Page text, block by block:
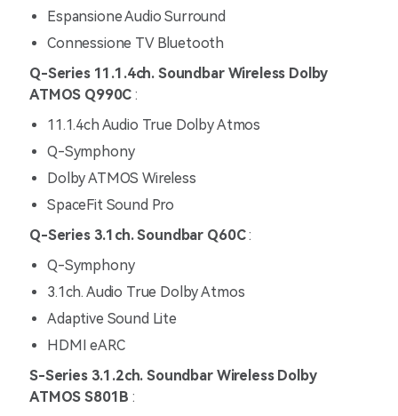
Espansione Audio Surround
Connessione TV Bluetooth
Q-Series 11.1.4ch. Soundbar Wireless Dolby
ATMOS Q990C:
11.1.4ch Audio True Dolby Atmos
Q-Symphony
Dolby ATMOS Wireless
SpaceFit Sound Pro
Q-Series 3.1ch. Soundbar Q60C:
Q-Symphony
3.1ch. Audio True Dolby Atmos
Adaptive Sound Lite
HDMI eARC
S-Series 3.1.2ch. Soundbar Wireless Dolby
ATMOS S801B: